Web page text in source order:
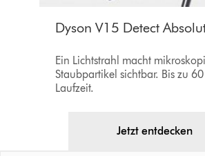
Dyson V15 Detect
Ein Lichtstrahl macht
Staubpartikel sichtbar. Bis zu
Laufzeit.
Jetzt entdecken